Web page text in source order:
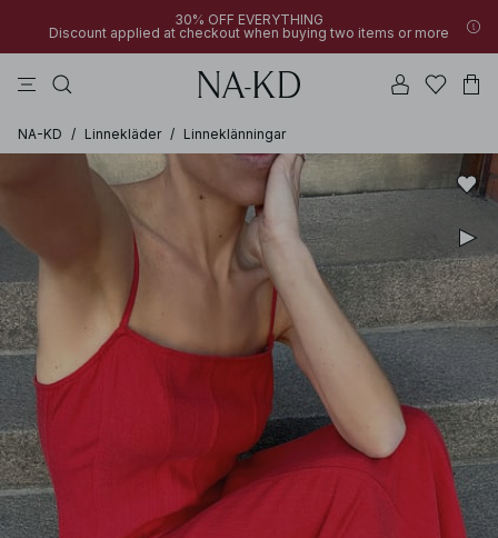
30% OFF EVERYTHING
Discount applied at checkout when buying two items or more
NA-KD / Linnekläder / Linneklänningar